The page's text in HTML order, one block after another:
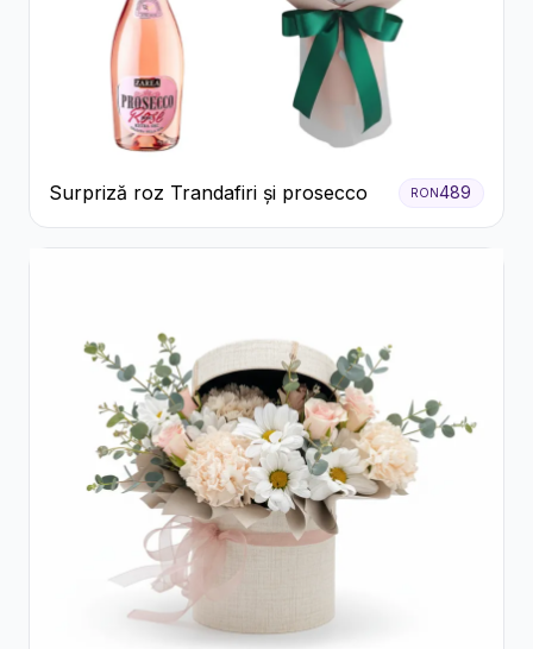
Surpriză roz Trandafiri și prosecco RON489